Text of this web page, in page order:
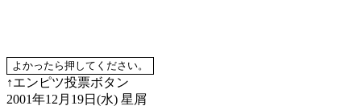
↑エンピツ投票ボタン
2001年12月19日(水) 星屑